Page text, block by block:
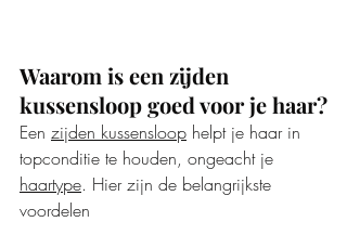
Waarom is een zijden
kussensloop goed voor je haar?
Een zijden kussensloop helpt je haar in
topconditie te houden, ongeacht je
haartype. Hier zijn de belangrijkste
voordelen